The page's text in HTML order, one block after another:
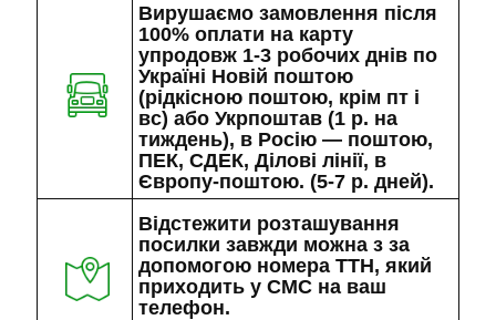
Вирушаємо замовлення після
100% оплати на карту
упродовж 1-3 робочих днів по
Україні Новій поштою
(рідкісною поштою, крім пт і
вс) або Укрпоштав (1 р. на
тиждень), в Росію — поштою,
ПЕК, СДЕК, Ділові лінії, в
Європу-поштою. (5-7 р. дней).
Відстежити розташування
посилки завжди можна з за
допомогою номера ТТН, який
приходить у СМС на ваш
телефон.